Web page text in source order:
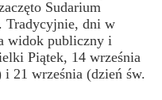
Sudarium
Tradycyjnie, dni w
widok publiczny i
Piątek, 14 września
21 września (dzień św.